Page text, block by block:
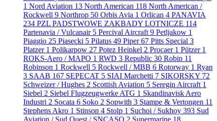
1 Nord Aviation 13 North American 118 North American /
Rockwell 9 Northrop 50 Orbis Avia 1 Orlican 4 PANAVIA
234 PZL PADSTWOWE ZAKBADY LOTNICZE 114
Partenavia / Vulcanair 5 Percival Aircraft 9 Petljakow 1
Piaggio 25 Piasecki 5 Pilatus 49 Piper67 Pitts Special 3
Platzer 1 Polikarpow 27 Potez Heinkel 2 Procaer 1 Pützer 1
ROKS-Aero / MAPO 1 RWD 3 Republic 30 Robin 11
Robinson 1 Rockwell 5 Rockwell / MBB 6 Rotorway 1 Ryan
3 SAAB 167 SEPECAT 5 SIAI Marchetti 7 SIKORSKY 72
Schweizer / Hughes 2 Scottish Aviation 5 Seregin Aircraft 1
Siebel 2 Siebel Flugzeugwerke ATG 1 Skandinavisk Aero
Industri 2 Socata 6 Soko 2 Sopwith 3 Stampe & Vertongen 11
Stephens Akro 1 Stinson 4 Stolp 1 Suchoi / Sukhoy 393 Sud
Aviation / Sud Ouest / SNCASO 2 Supermarine 18